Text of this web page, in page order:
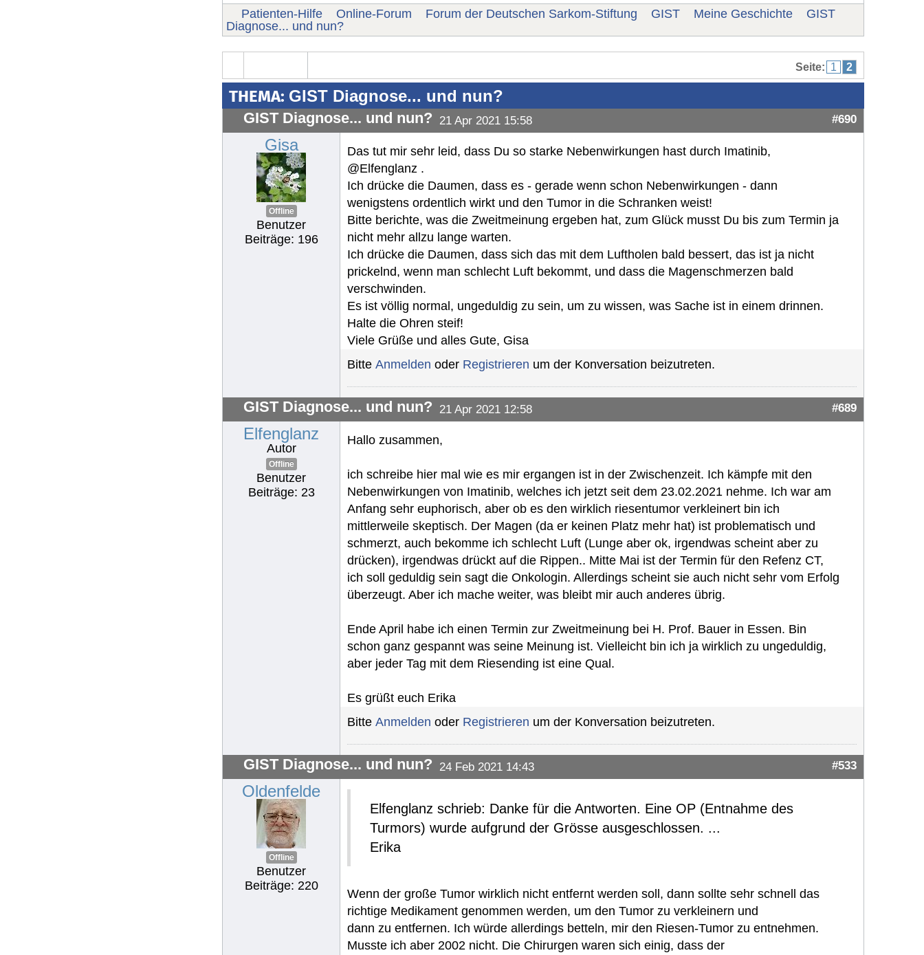
Patienten-Hilfe Online-Forum Forum der Deutschen Sarkom-Stiftung GIST Meine Geschichte
GIST
Diagnose... und nun?
Seite: 1 2
THEMA: GIST Diagnose... und nun?
GIST Diagnose... und nun? 21 Apr 2021 15:58 #690
Gisa
Offline
Benutzer
Beiträge: 196
Das tut mir sehr leid, dass Du so starke Nebenwirkungen hast durch Imatinib,
@Elfenglanz .
Ich drücke die Daumen, dass es - gerade wenn schon Nebenwirkungen - dann
wenigstens ordentlich wirkt und den Tumor in die Schranken weist!
Bitte berichte, was die Zweitmeinung ergeben hat, zum Glück musst Du bis zum Termin ja
nicht mehr allzu lange warten.
Ich drücke die Daumen, dass sich das mit dem Luftholen bald bessert, das ist ja nicht
prickelnd, wenn man schlecht Luft bekommt, und dass die Magenschmerzen bald
verschwinden.
Es ist völlig normal, ungeduldig zu sein, um zu wissen, was Sache ist in einem drinnen.
Halte die Ohren steif!
Viele Grüße und alles Gute, Gisa
Bitte Anmelden oder Registrieren um der Konversation beizutreten.
GIST Diagnose... und nun? 21 Apr 2021 12:58 #689
Elfenglanz
Autor
Offline
Benutzer
Beiträge: 23
Hallo zusammen,
ich schreibe hier mal wie es mir ergangen ist in der Zwischenzeit. Ich kämpfe mit den
Nebenwirkungen von Imatinib, welches ich jetzt seit dem 23.02.2021 nehme. Ich war am
Anfang sehr euphorisch, aber ob es den wirklich riesentumor verkleinert bin ich
mittlerweile skeptisch. Der Magen (da er keinen Platz mehr hat) ist problematisch und
schmerzt, auch bekomme ich schlecht Luft (Lunge aber ok, irgendwas scheint aber zu
drücken), irgendwas drückt auf die Rippen.. Mitte Mai ist der Termin für den Refenz CT,
ich soll geduldig sein sagt die Onkologin. Allerdings scheint sie auch nicht sehr vom Erfolg
überzeugt. Aber ich mache weiter, was bleibt mir auch anderes übrig.
Ende April habe ich einen Termin zur Zweitmeinung bei H. Prof. Bauer in Essen. Bin
schon ganz gespannt was seine Meinung ist. Vielleicht bin ich ja wirklich zu ungeduldig,
aber jeder Tag mit dem Riesending ist eine Qual.
Es grüßt euch Erika
Bitte Anmelden oder Registrieren um der Konversation beizutreten.
GIST Diagnose... und nun? 24 Feb 2021 14:43 #533
Oldenfelde
Offline
Benutzer
Beiträge: 220
Elfenglanz schrieb: Danke für die Antworten. Eine OP (Entnahme des
Turmors) wurde aufgrund der Grösse ausgeschlossen. ...
Erika
Wenn der große Tumor wirklich nicht entfernt werden soll, dann sollte sehr schnell das
richtige Medikament genommen werden, um den Tumor zu verkleinern und
dann zu entfernen. Ich würde allerdings betteln, mir den Riesen-Tumor zu entnehmen.
Musste ich aber 2002 nicht. Die Chirurgen waren sich einig, dass der